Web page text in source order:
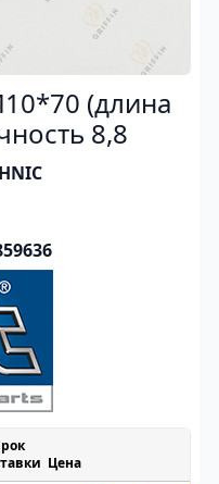
(длина
8,8
Цена